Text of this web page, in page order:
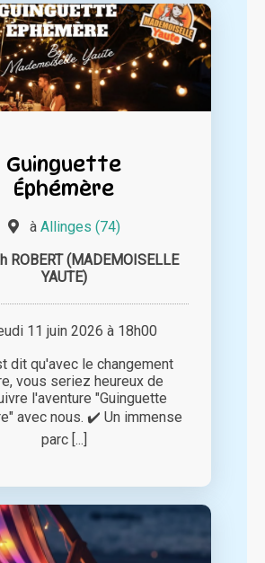
Guinguette
Éphémère
à Allinges (74)
ROBERT (MADEMOISELLE
YAUTE)
11 juin 2026 à 18h00
dit qu'avec le changement
vous seriez heureux de
l'aventure "Guinguette
avec nous. ✔️ Un immense
parc [...]